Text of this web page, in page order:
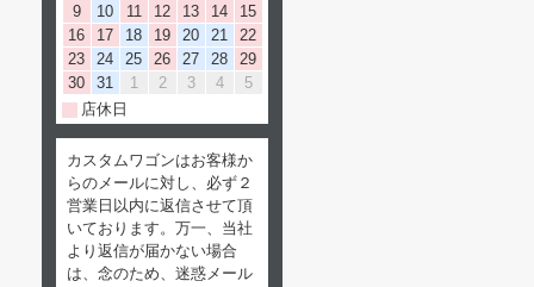
9
10 11 12 13 14
15
16
17 18 19 20 21
22
23
24 25 26 27 28
29
30
31 1 2 3 4
5
店休日
カスタムワゴンはお客様か
らのメールに対し、必ず２
営業日以内に返信させて頂
いております。万一、当社
より返信が届かない場合
は、念のため、迷惑メール